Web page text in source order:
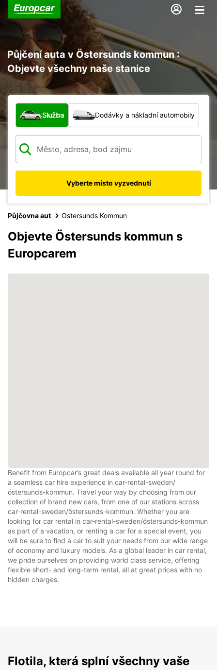
Půjčení auta v Östersunds kommun :
Objevte všechny naše stanice
Jaký typ vozidla?
Služba Dodávky a nákladní automobily
Vyberte místo vyzvednutí
Půjčovna aut Ostersunds Kommun
Objevte Östersunds kommun s
Europcarem
Benefit from Europcar’s great deals available all year round for
a seamless car hire experience in car-rental-sweden/
östersunds-kommun. Travel your way by choosing from our
collection of brand new cars, from one of our stations across
car-rental-sweden/östersunds-kommun. Whether you are
looking for car rental in car-rental-sweden/östersunds-kommun
as part of a vacation, or renting a car for a special event, you
will be sure to find a car to suit your needs from our wide range
of economy and luxury models. As a global leader in car rental,
we pride ourselves on providing world class service, offering
flexible short- and long-term rental, all at great prices with no
hidden charges.
Flotila, která splní všechny vaše